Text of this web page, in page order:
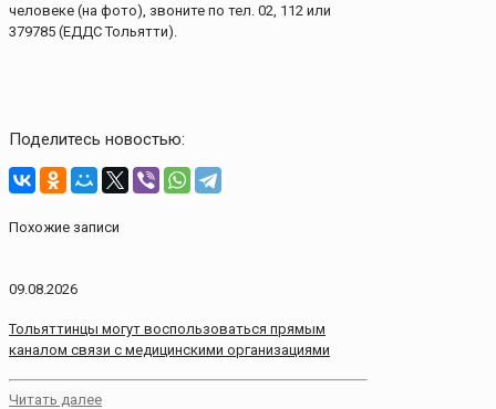
человеке (на фото), звоните по тел. 02, 112 или
379785 (ЕДДС Тольятти).
Поделитесь новостью:
Похожие записи
09.08.2026
Тольяттинцы могут воспользоваться прямым
каналом связи с медицинскими организациями
Читать далее